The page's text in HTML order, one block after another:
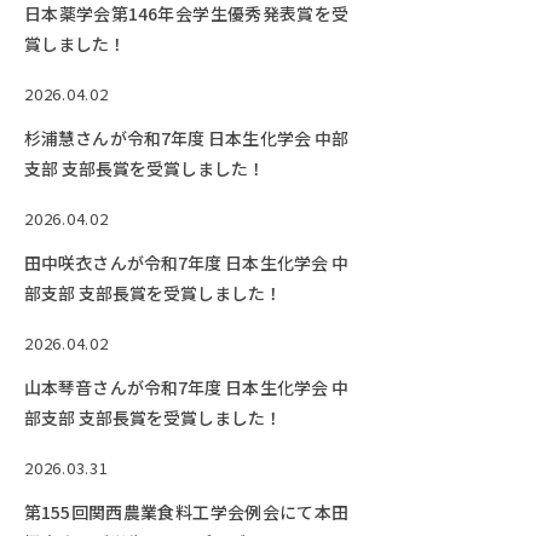
日本薬学会第146年会学生優秀発表賞を受
賞しました！
2026.04.02
杉浦慧さんが令和7年度 日本生化学会 中部
支部 支部長賞を受賞しました！
2026.04.02
田中咲衣さんが令和7年度 日本生化学会 中
部支部 支部長賞を受賞しました！
2026.04.02
山本琴音さんが令和7年度 日本生化学会 中
部支部 支部長賞を受賞しました！
2026.03.31
第155回関西農業食料工学会例会にて本田